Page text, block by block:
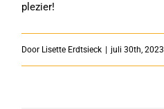
plezier!
Door Lisette Erdtsieck juli 30th, 2023